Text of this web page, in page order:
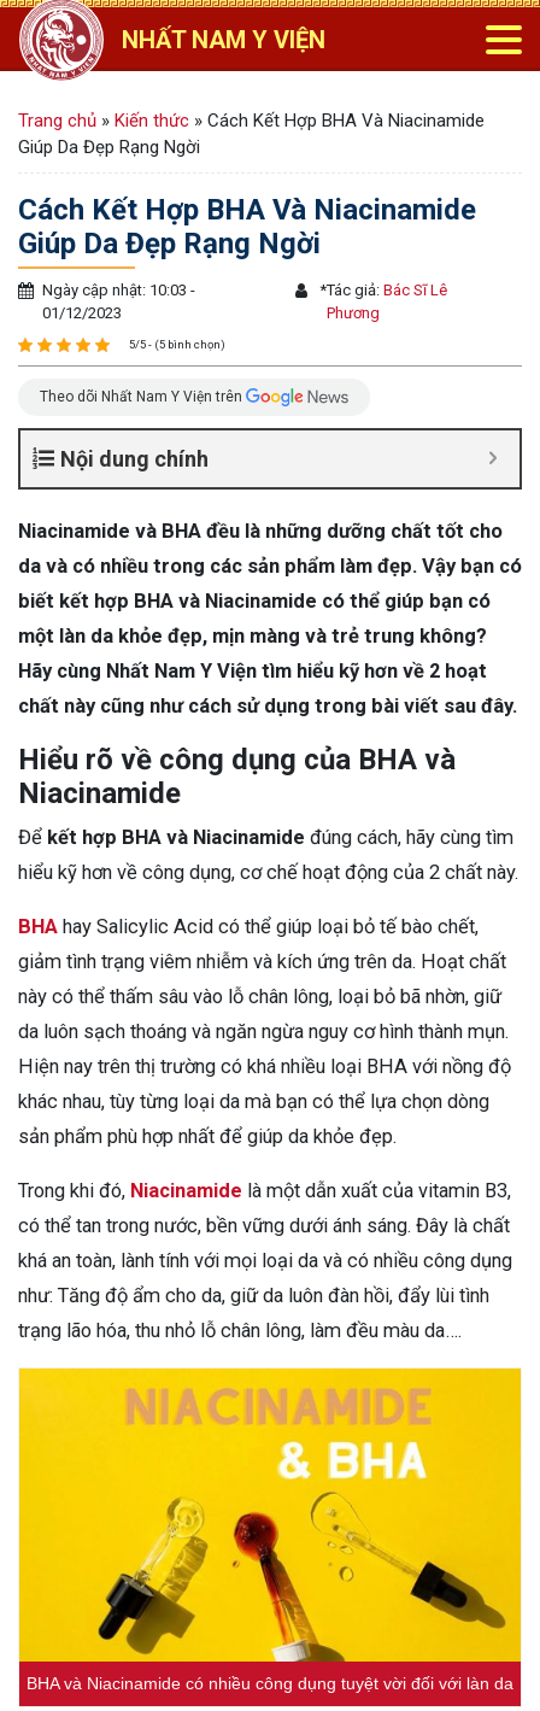
NHẤT NAM Y VIỆN
Trang chủ » Kiến thức » Cách Kết Hợp BHA Và Niacinamide
Giúp Da Đẹp Rạng Ngời
Cách Kết Hợp BHA Và Niacinamide
Giúp Da Đẹp Rạng Ngời
Ngày cập nhật: 10:03 -
01/12/2023
*Tác giả:Bác Sĩ Lê
Phương
5/5 - (5 bình chọn)
Theo dõi Nhất Nam Y Viện trên
Nội dung chính
Niacinamide và BHA đều là những dưỡng chất tốt cho
da và có nhiều trong các sản phẩm làm đẹp. Vậy bạn có
biết kết hợp BHA và Niacinamide có thể giúp bạn có
một làn da khỏe đẹp, mịn màng và trẻ trung không?
Hãy cùng Nhất Nam Y Viện tìm hiểu kỹ hơn về 2 hoạt
chất này cũng như cách sử dụng trong bài viết sau đây.
Hiểu rõ về công dụng của BHA và
Niacinamide
Để kết hợp BHA và Niacinamide đúng cách, hãy cùng tìm
hiểu kỹ hơn về công dụng, cơ chế hoạt động của 2 chất này.
BHA hay Salicylic Acid có thể giúp loại bỏ tế bào chết,
giảm tình trạng viêm nhiễm và kích ứng trên da. Hoạt chất
này có thể thấm sâu vào lỗ chân lông, loại bỏ bã nhờn, giữ
da luôn sạch thoáng và ngăn ngừa nguy cơ hình thành mụn.
Hiện nay trên thị trường có khá nhiều loại BHA với nồng độ
khác nhau, tùy từng loại da mà bạn có thể lựa chọn dòng
sản phẩm phù hợp nhất để giúp da khỏe đẹp.
Trong khi đó, Niacinamide là một dẫn xuất của vitamin B3,
có thể tan trong nước, bền vững dưới ánh sáng. Đây là chất
khá an toàn, lành tính với mọi loại da và có nhiều công dụng
như: Tăng độ ẩm cho da, giữ da luôn đàn hồi, đẩy lùi tình
trạng lão hóa, thu nhỏ lỗ chân lông, làm đều màu da….
BHA và Niacinamide có nhiều công dụng tuyệt vời đối với làn da